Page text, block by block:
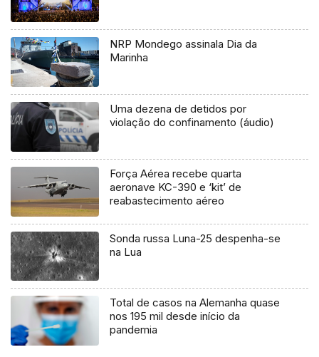
NRP Mondego assinala Dia da
Marinha
Uma dezena de detidos por
violação do confinamento (áudio)
Força Aérea recebe quarta
aeronave KC-390 e ‘kit’ de
reabastecimento aéreo
Sonda russa Luna-25 despenha-se
na Lua
Total de casos na Alemanha quase
nos 195 mil desde início da
pandemia